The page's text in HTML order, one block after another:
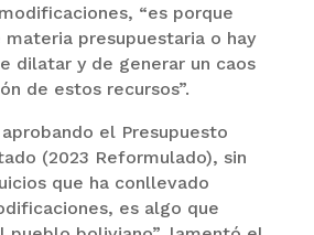
“es porque
materia presupuestaria o hay
dilatar y de generar un caos
de estos recursos”.
el Presupuesto
(2023 Reformulado), sin
que ha conllevado
es algo que